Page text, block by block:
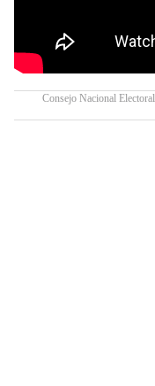
Consejo Nacional Electoral